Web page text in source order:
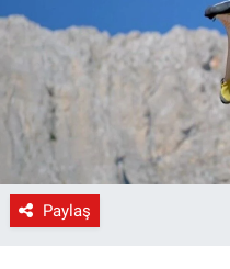
Paylaş
Sağlık
Siyaset
Yerel